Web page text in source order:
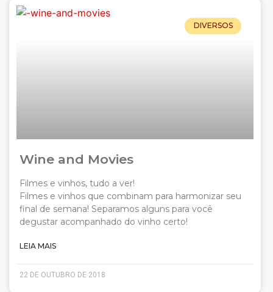
DIVERSOS
Wine and Movies
Filmes e vinhos, tudo a ver!
Filmes e vinhos que combinam para harmonizar seu
final de semana! Separamos alguns para você
degustar acompanhado do vinho certo!
LEIA MAIS
22 DE OUTUBRO DE 2018